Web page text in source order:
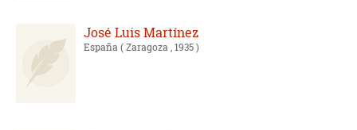
José Luis Martínez
España( Zaragoza , 1935 )